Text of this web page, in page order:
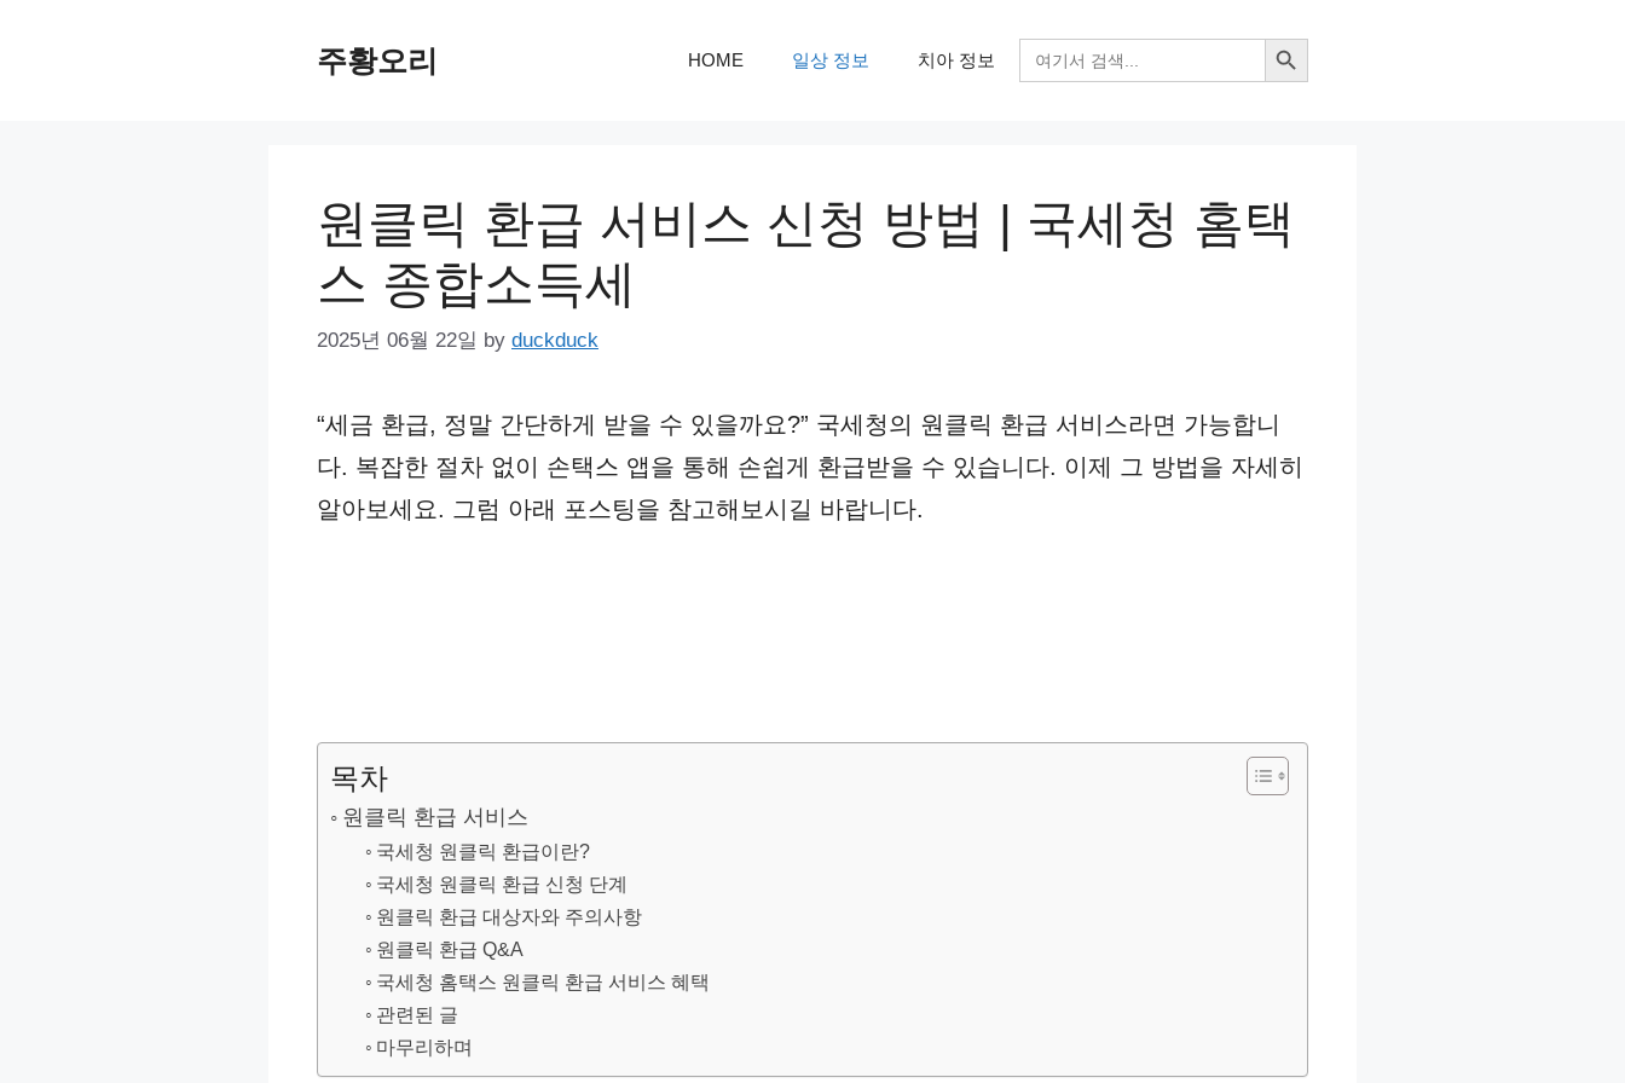
주황오리 HOME 일상 정보 치아 정보
검
색:
검색 버튼
원클릭 환급 서비스 신청 방법 | 국세청 홈택
스 종합소득세
2025년 06월 22일 by duckduck
“세금 환급, 정말 간단하게 받을 수 있을까요?” 국세청의 원클릭 환급 서비스라면 가능합니
다. 복잡한 절차 없이 손택스 앱을 통해 손쉽게 환급받을 수 있습니다. 이제 그 방법을 자세히
알아보세요. 그럼 아래 포스팅을 참고해보시길 바랍니다.
목차
원클릭 환급 서비스
국세청 원클릭 환급이란?
국세청 원클릭 환급 신청 단계
원클릭 환급 대상자와 주의사항
원클릭 환급 Q&A
국세청 홈택스 원클릭 환급 서비스 혜택
관련된 글
마무리하며